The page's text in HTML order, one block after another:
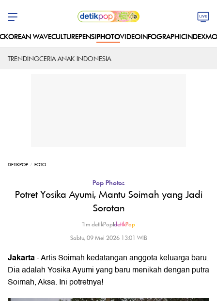
KOREAN WAVECULTUREPENSIPHOTOVIDEOINFOGRAPHICINDEX
TRENDINGCERIA ANAK INDONESIA
DETIKPOP FOTO
Pop Photos
Potret Yosika Ayumi, Mantu Soimah yang Jadi
Sorotan
Tim detikPop|detikPop
Sabtu, 09 Mei 2026 13:01 WIB
Jakarta- Artis Soimah kedatangan anggota keluarga baru.
Dia adalah Yosika Ayumi yang baru menikah dengan putra
Soimah, Aksa. Ini potretnya!